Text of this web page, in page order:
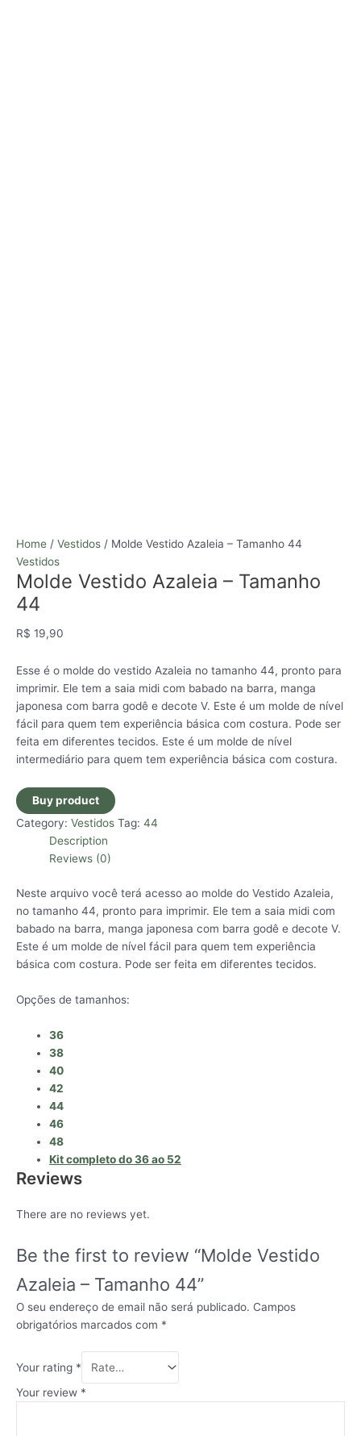
Home / Vestidos / Molde Vestido Azaleia – Tamanho 44
Vestidos
Molde Vestido Azaleia – Tamanho
44
R$ 19,90
Esse é o molde do vestido Azaleia no tamanho 44, pronto para
imprimir. Ele tem a saia midi com babado na barra, manga
japonesa com barra godê e decote V. Este é um molde de nível
fácil para quem tem experiência básica com costura. Pode ser
feita em diferentes tecidos. Este é um molde de nível
intermediário para quem tem experiência básica com costura.
Buy product
Category: Vestidos Tag: 44
Description
Reviews (0)
Neste arquivo você terá acesso ao molde do Vestido Azaleia,
no tamanho 44, pronto para imprimir. Ele tem a saia midi com
babado na barra, manga japonesa com barra godê e decote V.
Este é um molde de nível fácil para quem tem experiência
básica com costura. Pode ser feita em diferentes tecidos.
Opções de tamanhos:
36
38
40
42
44
46
48
Kit completo do 36 ao 52
Reviews
There are no reviews yet.
Be the first to review “Molde Vestido
Azaleia – Tamanho 44”
O seu endereço de email não será publicado. Campos
obrigatórios marcados com *
Your rating *
Your review *